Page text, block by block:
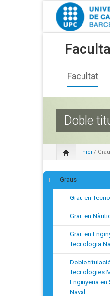
Facultat
Doble
Inici /
Graus
Grau en
Grau en
Grau en
Tecnologia
Doble
Tecnologies
Enginyeria en
Naval